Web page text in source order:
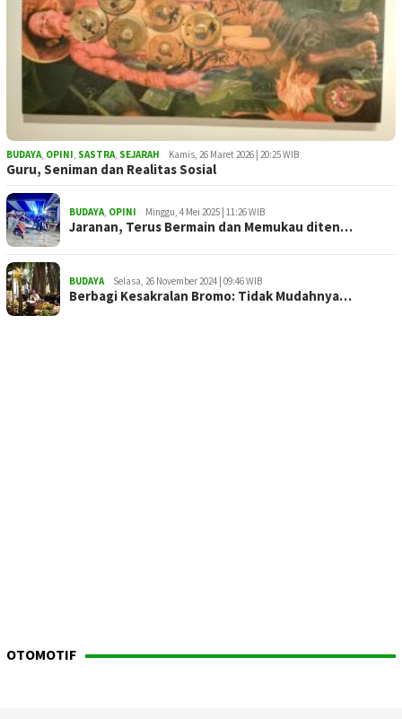
BUDAYA, OPINI, SASTRA, SEJARAH Kamis, 26 Maret 2026 | 20:25 WIB
Guru, Seniman dan Realitas Sosial
BUDAYA, OPINI Minggu, 4 Mei 2025 | 11:26 WIB
Jaranan, Terus Bermain dan Memukau diten…
BUDAYA Selasa, 26 November 2024 | 09:46 WIB
Berbagi Kesakralan Bromo: Tidak Mudahnya…
OTOMOTIF